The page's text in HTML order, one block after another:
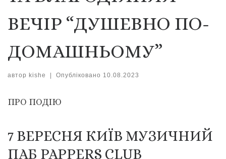
ВЕЧІР “ДУШЕВНО ПО-
ДОМАШНЬОМУ”
автор kishe Опубліковано 10.08.2023
ПРО ПОДIЮ
7 ВЕРЕСНЯ КИЇВ МУЗИЧНИЙ
ПАБ PAPPERS CLUB